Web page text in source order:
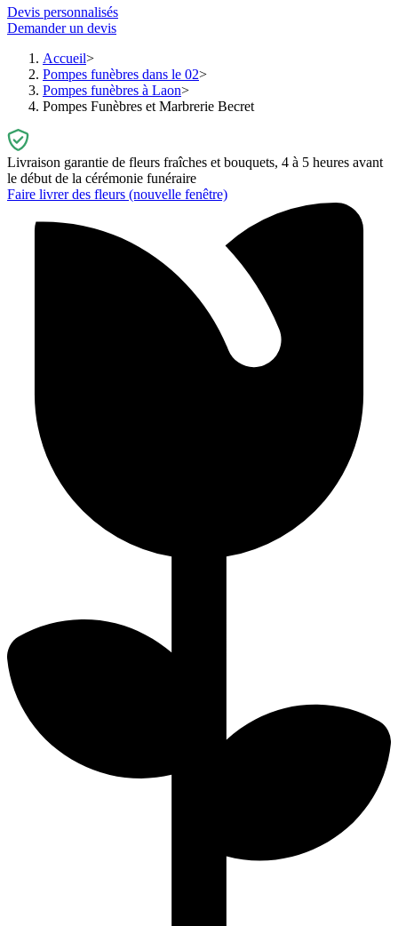
Devis personnalisés
Demander un devis
Accueil
Pompes funèbres dans le 02
Pompes funèbres à Laon
Pompes Funèbres et Marbrerie Becret
Livraison garantie de fleurs fraîches et bouquets, 4 à 5 heures avant
le début de la cérémonie funéraire
Faire livrer des fleurs (nouvelle fenêtre)